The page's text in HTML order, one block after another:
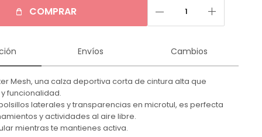
COMPRAR remove add
Envíos Cambios
Mesh, una calza deportiva corta de cintura alta que
funcionalidad.
laterales y transparencias en microtul, es perfecta
y actividades al aire libre.
mientras te mantienes activa.